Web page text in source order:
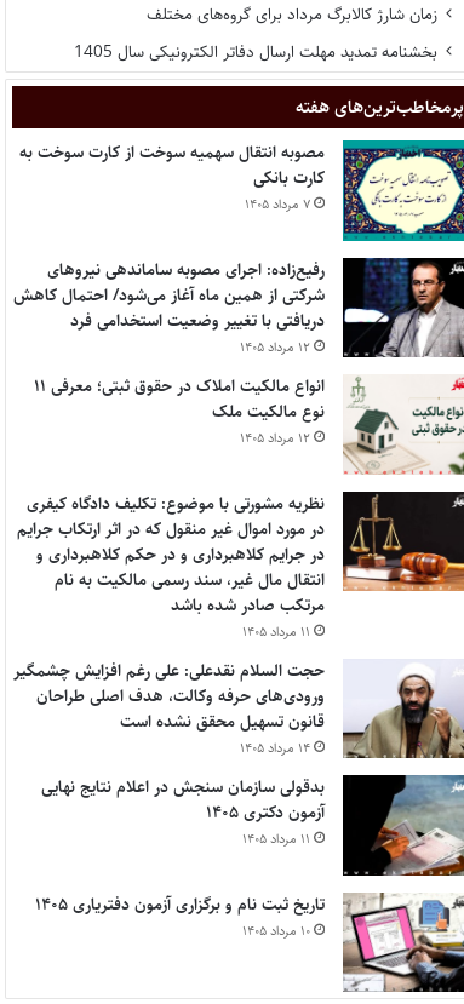
زمان شارژ کالابرگ مرداد برای گروه‌های مختلف
بخشنامه تمدید مهلت ارسال دفاتر الکترونیکی سال 1405
پر‌مخاطب‌ترین‌های هفته
مصوبه انتقال سهمیه سوخت از کارت سوخت به
کارت بانکی
۷ مرداد ۱۴۰۵
رفیع‌زاده: اجرای مصوبه ساماندهی نیروهای
شرکتی از همین ماه آغاز می‌شود/ احتمال کاهش
دریافتی با تغییر وضعیت استخدامی فرد
۱۲ مرداد ۱۴۰۵
انواع مالکیت املاک در حقوق ثبتی؛ معرفی ۱۱
نوع مالکیت ملک
۱۲ مرداد ۱۴۰۵
نظریه مشورتی با موضوع: تکلیف دادگاه کیفری
در مورد اموال غیر منقول که در اثر ارتکاب جرایم
در جرایم کلاهبرداری و در حکم کلاهبرداری و
انتقال مال غیر، سند رسمی مالکیت به نام
مرتکب صادر شده باشد
۱۱ مرداد ۱۴۰۵
حجت السلام نقدعلی: علی رغم افزایش چشمگیر
ورودی‌های حرفه وکالت، هدف اصلی طراحان
قانون تسهیل محقق نشده است
۱۴ مرداد ۱۴۰۵
بدقولی سازمان سنجش در اعلام نتایج نهایی
آزمون دکتری ۱۴۰۵
۱۱ مرداد ۱۴۰۵
تاریخ ثبت نام و برگزاری آزمون دفتریاری ۱۴۰۵
۱۰ مرداد ۱۴۰۵